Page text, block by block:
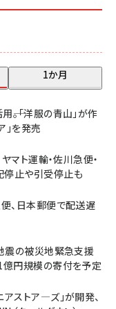
1か月
。「洋服の青山」が作
」を発売
マト運輸・佐川急便・
停止や引受停止も
便、日本郵便で配送遅
震の被災地緊急支援
億円規模の寄付を予定
ストア―ズ」が開発、